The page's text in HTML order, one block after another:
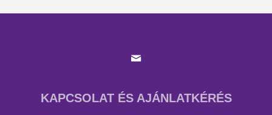
KAPCSOLAT ÉS AJÁNLATKÉRÉS